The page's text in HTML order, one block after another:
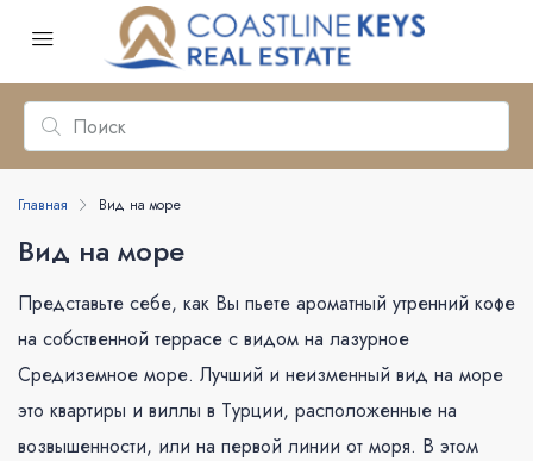
Главная Вид на море
Вид на море
Представьте себе, как Вы пьете ароматный утренний кофе
на собственной террасе с видом на лазурное
Средиземное море. Лучший и неизменный вид на море
это квартиры и виллы в Турции, расположенные на
возвышенности, или на первой линии от моря. В этом